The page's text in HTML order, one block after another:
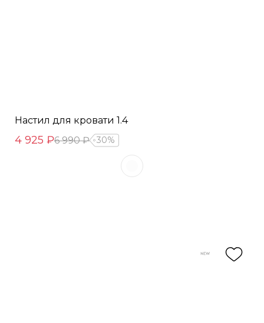
Настил для кровати 1.4
4 925 ₽6 990 ₽ 30%